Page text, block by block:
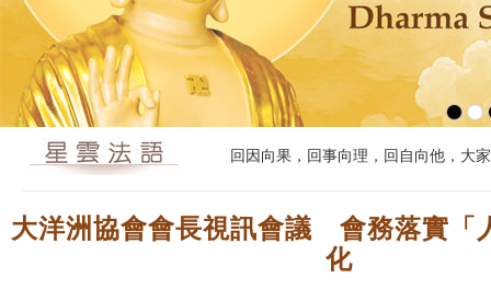
回因向果，回事向理，回自向他，大
大洋洲協會會長視訊會議 會務落實「
化